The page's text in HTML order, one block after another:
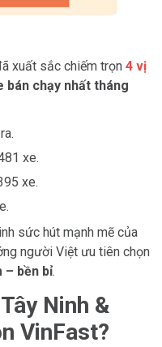
xuất sắc chiếm trọn4 vị
bán chạy nhất tháng
xe.
xe.
sức hút mạnh mẽ của
người Việt ưu tiên chọn
– bền bỉ.
Ninh &
VinFast?